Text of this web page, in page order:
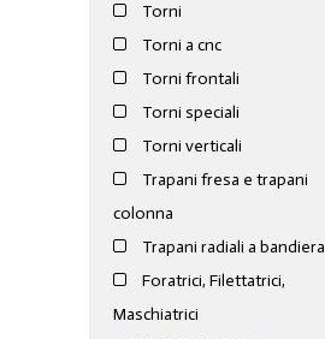
Torni
Torni a cnc
Torni frontali
Torni speciali
Torni verticali
Trapani fresa e trapani
colonna
Trapani radiali a bandiera
Foratrici, Filettatrici,
Maschiatrici